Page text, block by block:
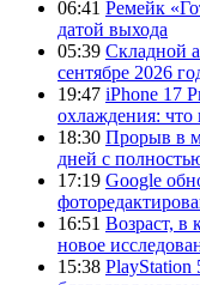
06:41 Ремейк
датой выхода
05:39 Складной
сентябре 2026
19:47 iPhone 17
охлаждения: что
18:30 Прорыв в
дней с
17:19 Google
16:51 Возраст, в
новое
15:38